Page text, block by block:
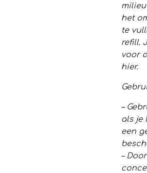
het
te
refill.
voor
hier.
–
als je
een
–